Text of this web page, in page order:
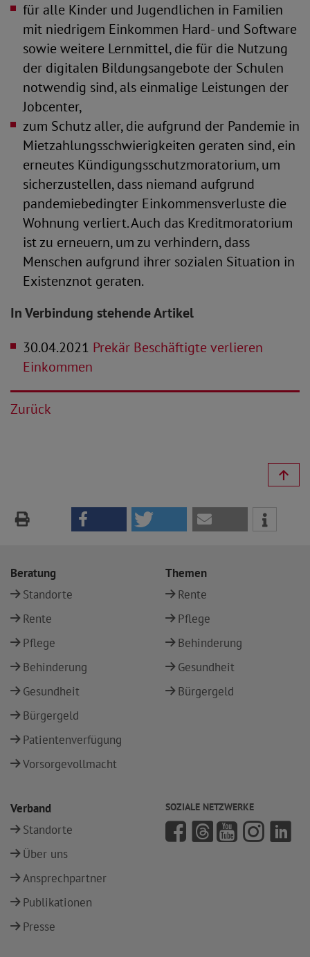
für alle Kinder und Jugendlichen in Familien
mit niedrigem Einkommen Hard- und Software
sowie weitere Lernmittel, die für die Nutzung
der digitalen Bildungsangebote der Schulen
notwendig sind, als einmalige Leistungen der
Jobcenter,
zum Schutz aller, die aufgrund der Pandemie in
Mietzahlungsschwierigkeiten geraten sind, ein
erneutes Kündigungsschutzmoratorium, um
sicherzustellen, dass niemand aufgrund
pandemiebedingter Einkommensverluste die
Wohnung verliert. Auch das Kreditmoratorium
ist zu erneuern, um zu verhindern, dass
Menschen aufgrund ihrer sozialen Situation in
Existenznot geraten.
In Verbindung stehende Artikel
30.04.2021 Prekär Beschäftigte verlieren
Einkommen
Zurück
Beratung
Standorte
Rente
Pflege
Behinderung
Gesundheit
Bürgergeld
Patientenverfügung
Vorsorgevollmacht
Themen
Rente
Pflege
Behinderung
Gesundheit
Bürgergeld
Verband
Standorte
Über uns
Ansprechpartner
Publikationen
Presse
SOZIALE NETZWERKE